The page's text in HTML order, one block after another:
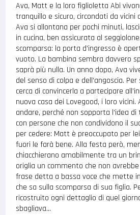
Ava, Matt e la loro figlioletta Abi
tranquillo e sicuro, circondati da vicini
Ava si allontana per pochi minuti,
in cucina, ben assicurata al
scomparsa: la porta d’ingresso è
vuoto. La bambina sembra davvero
saprà più nulla. Un anno dopo, Ava
del senso di colpa e dell’angoscia.
cerca di convincerla a partecipare
nuova casa dei Lovegood, i loro vicini.
andare, perché non sopporta l’idea
con persone che non condividono il
per cedere: Matt è preoccupato per
fuori le farà bene. Alla festa però,
chiacchierano amabilmente tra un
origlia un commento che non
frase detta a bassa voce che mette
che sa sulla scomparsa di sua figlia.
ricostruito ogni dettaglio di quel
sbagliava…